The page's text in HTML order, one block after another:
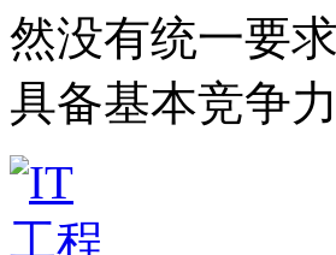
然没有统一要
具备基本竞争